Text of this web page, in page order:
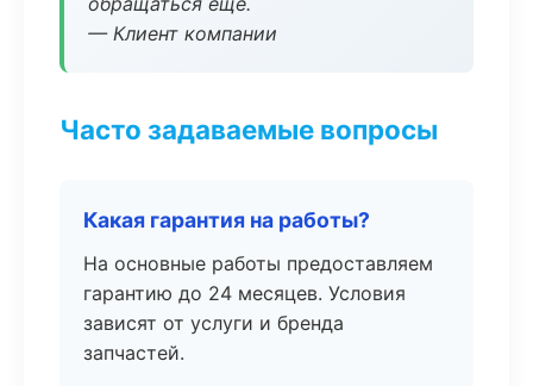
— Клиент компании
Часто задаваемые вопросы
Какая гарантия на работы?
На основные работы предоставляем
гарантию до 24 месяцев. Условия
зависят от услуги и бренда
запчастей.